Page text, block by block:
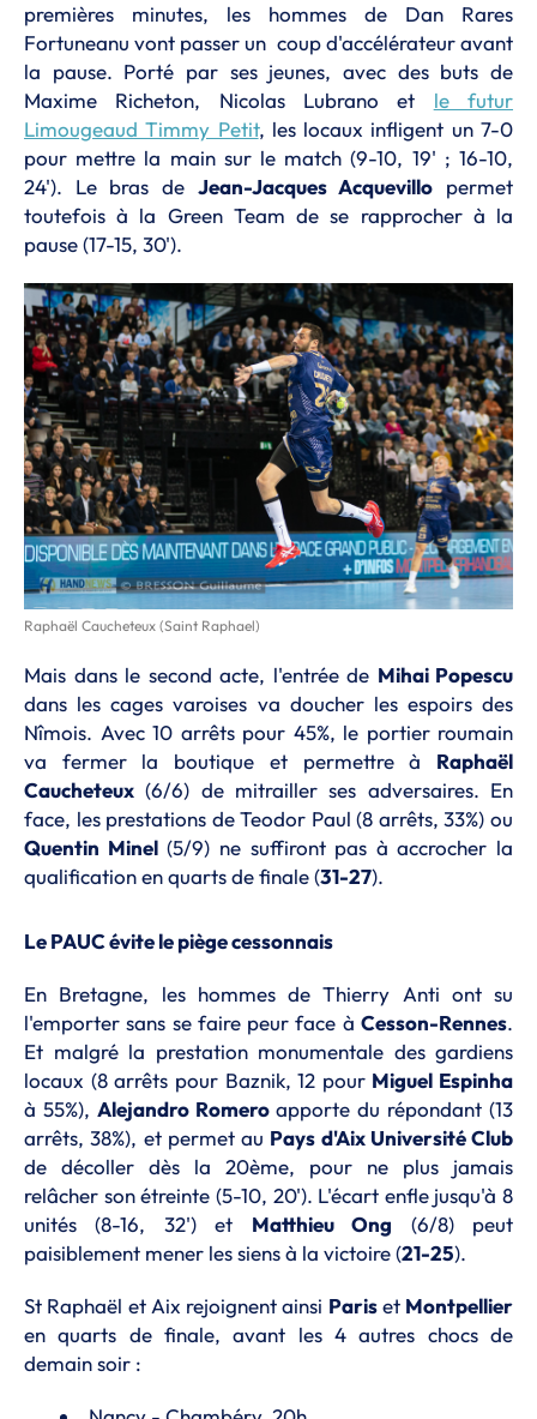
premières minutes, les hommes de Dan Rares
Fortuneanu vont passer un coup d'accélérateur avant
la pause. Porté par ses jeunes, avec des buts de
Maxime Richeton, Nicolas Lubrano et le futur
Limougeaud Timmy Petit, les locaux infligent un 7-0
pour mettre la main sur le match (9-10, 19' ; 16-10,
24'). Le bras de Jean-Jacques Acquevillo permet
toutefois à la Green Team de se rapprocher à la
pause (17-15, 30').
Raphaël Caucheteux (Saint Raphael)
Mais dans le second acte, l'entrée de Mihai Popescu
dans les cages varoises va doucher les espoirs des
Nîmois. Avec 10 arrêts pour 45%, le portier roumain
va fermer la boutique et permettre à Raphaël
Caucheteux (6/6) de mitrailler ses adversaires. En
face, les prestations de Teodor Paul (8 arrêts, 33%) ou
Quentin Minel(5/9) ne suffiront pas à accrocher la
qualification en quarts de finale (31-27).
Le PAUC évite le piège cessonnais
En Bretagne, les hommes de Thierry Anti ont su
l'emporter sans se faire peur face à Cesson-Rennes.
Et malgré la prestation monumentale des gardiens
locaux (8 arrêts pour Baznik, 12 pour Miguel Espinha
à 55%), Alejandro Romeroapporte du répondant (13
arrêts, 38%), et permet au Pays d'Aix Université Club
de décoller dès la 20ème, pour ne plus jamais
relâcher son étreinte (5-10, 20'). L'écart enfle jusqu'à 8
unités (8-16, 32') et Matthieu Ong (6/8) peut
paisiblement mener les siens à la victoire (21-25).
St Raphaël et Aix rejoignent ainsi Pariset Montpellier
en quarts de finale, avant les 4 autres chocs de
demain soir :